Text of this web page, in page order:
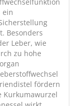
ein
Besonders
Leber, wie
zu hohe
fördern
Kurkumawurzel